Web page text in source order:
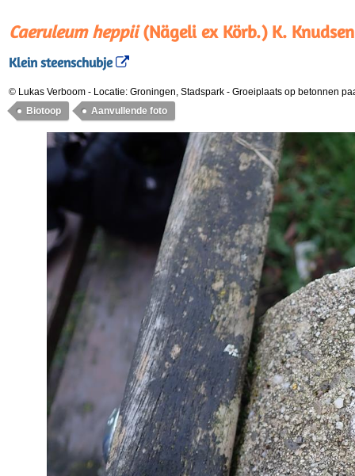
Caeruleum heppii(Nägeli ex Körb.) K.
Klein steenschubje
© Lukas Verboom - Locatie: Groningen, Stadspark - Groeiplaats op betonnen
Biotoop
Aanvullende foto